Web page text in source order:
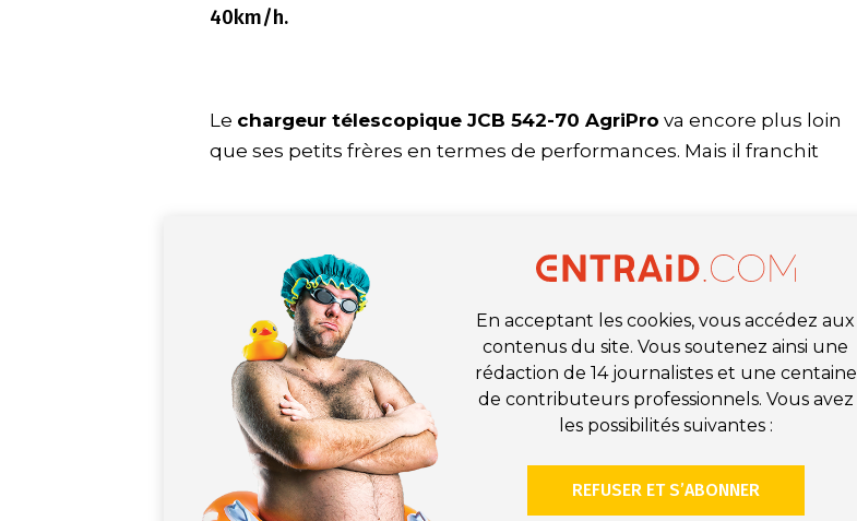
40km/h.
Le chargeur télescopique JCB 542-70 AgriPro va encore plus loin
que ses petits frères en termes de performances. Mais il franchit
En acceptant les cookies, vous accédez aux
contenus du site. Vous soutenez ainsi une
rédaction de 14 journalistes et une centaine
de contributeurs professionnels. Vous avez
les possibilités suivantes :
REFUSER ET S’ABONNER